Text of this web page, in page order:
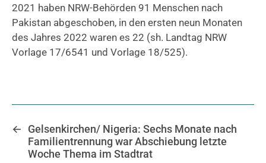
2021 haben NRW-Behörden 91 Menschen nach
Pakistan abgeschoben, in den ersten neun Monaten
des Jahres 2022 waren es 22 (sh. Landtag NRW
Vorlage 17/6541 und Vorlage 18/525).
←
Gelsenkirchen/ Nigeria: Sechs Monate nach
Familientrennung war Abschiebung letzte
Woche Thema im Stadtrat